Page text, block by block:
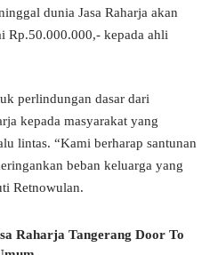
dunia Jasa Raharja akan
Rp.50.000.000,- kepada ahli
perlindungan dasar dari
kepada masyarakat yang
lintas. “Kami berharap santunan
beban keluarga yang
Retnowulan.
Raharja Tangerang Door To